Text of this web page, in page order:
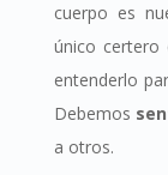
cuerpo es
único certero
entenderlo
Debemos
a otros.